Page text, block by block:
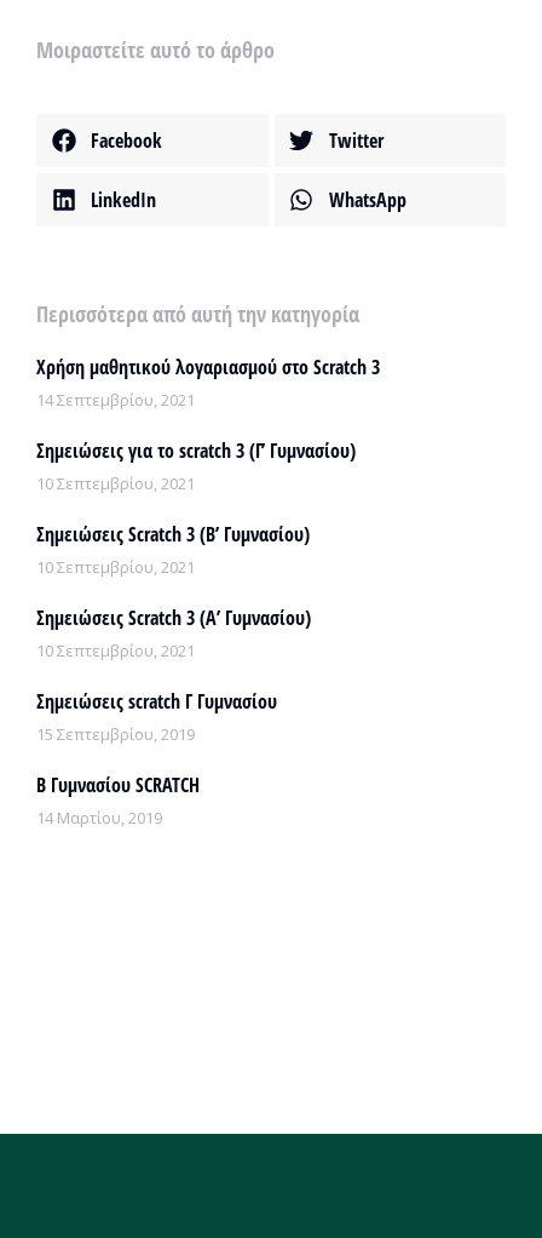
Μοιραστείτε αυτό το άρθρο
Facebook Twitter
LinkedIn WhatsApp
Περισσότερα από αυτή την κατηγορία
Χρήση μαθητικού λογαριασμού στο Scratch 3
14 Σεπτεμβρίου, 2021
Σημειώσεις για το scratch 3 (Γ’ Γυμνασίου)
10 Σεπτεμβρίου, 2021
Σημειώσεις Scratch 3 (Β’ Γυμνασίου)
10 Σεπτεμβρίου, 2021
Σημειώσεις Scratch 3 (Α’ Γυμνασίου)
10 Σεπτεμβρίου, 2021
Σημειώσεις scratch Γ Γυμνασίου
15 Σεπτεμβρίου, 2019
Β Γυμνασίου SCRATCH
14 Μαρτίου, 2019